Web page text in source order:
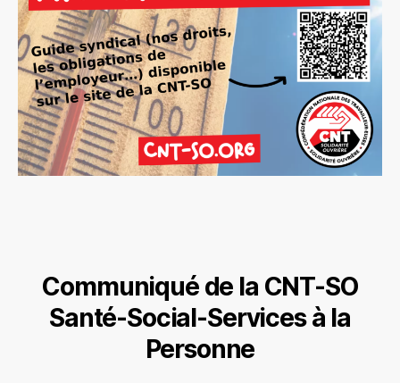
Communiqué de la CNT-SO
Santé-Social-Services à la
Personne